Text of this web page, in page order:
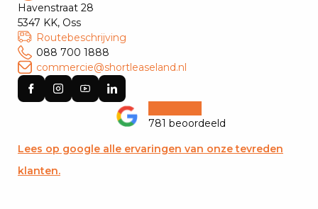
Havenstraat 28
5347 KK, Oss
Routebeschrijving
088 700 1888
commercie@shortleaseland.nl
781 beoordeeld
Lees op google alle ervaringen van onze tevreden
klanten.